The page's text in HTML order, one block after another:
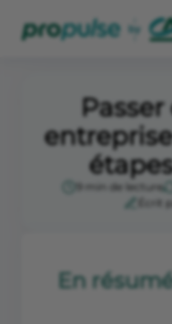
9 min de lecture
Écrit
En